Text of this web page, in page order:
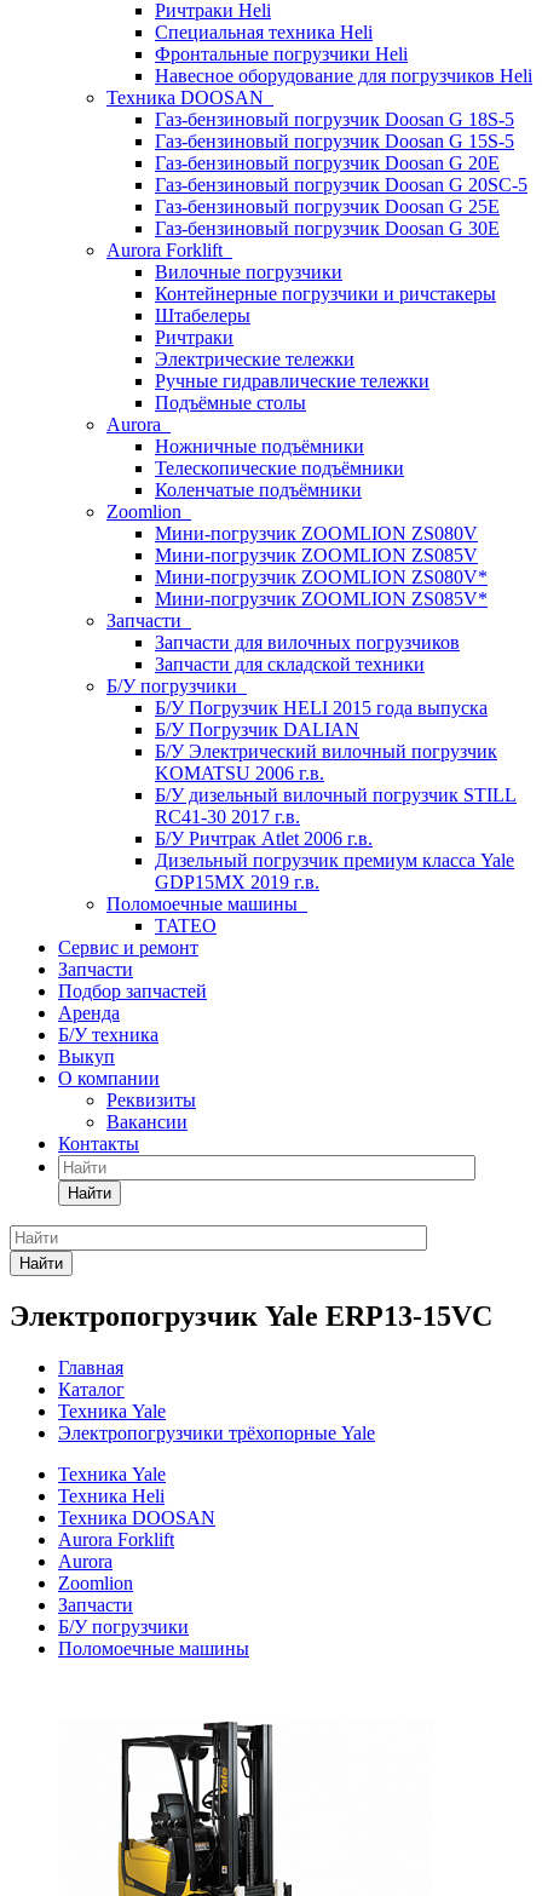
Ричтраки Heli
Специальная техника Heli
Фронтальные погрузчики Heli
Навесное оборудование для погрузчиков Heli
Техника DOOSAN
Газ-бензиновый погрузчик Doosan G 18S-5
Газ-бензиновый погрузчик Doosan G 15S-5
Газ-бензиновый погрузчик Doosan G 20E
Газ-бензиновый погрузчик Doosan G 20SC-5
Газ-бензиновый погрузчик Doosan G 25E
Газ-бензиновый погрузчик Doosan G 30E
Aurora Forklift
Вилочные погрузчики
Контейнерные погрузчики и ричстакеры
Штабелеры
Ричтраки
Электрические тележки
Ручные гидравлические тележки
Подъёмные столы
Aurora
Ножничные подъёмники
Телескопические подъёмники
Коленчатые подъёмники
Zoomlion
Мини-погрузчик ZOOMLION ZS080V
Мини-погрузчик ZOOMLION ZS085V
Мини-погрузчик ZOOMLION ZS080V*
Мини-погрузчик ZOOMLION ZS085V*
Запчасти
Запчасти для вилочных погрузчиков
Запчасти для складской техники
Б/У погрузчики
Б/У Погрузчик HELI 2015 года выпуска
Б/У Погрузчик DALIAN
Б/У Электрический вилочный погрузчик
KOMATSU 2006 г.в.
Б/У дизельный вилочный погрузчик STILL
RC41-30 2017 г.в.
Б/У Ричтрак Atlet 2006 г.в.
Дизельный погрузчик премиум класса Yale
GDP15MX 2019 г.в.
Поломоечные машины
TATEO
Сервис и ремонт
Запчасти
Подбор запчастей
Аренда
Б/У техника
Выкуп
О компании
Реквизиты
Вакансии
Контакты
Найти
Найти
Электропогрузчик Yale ERP13-15VC
Главная
Каталог
Техника Yale
Электропогрузчики трёхопорные Yale
Техника Yale
Техника Heli
Техника DOOSAN
Aurora Forklift
Aurora
Zoomlion
Запчасти
Б/У погрузчики
Поломоечные машины